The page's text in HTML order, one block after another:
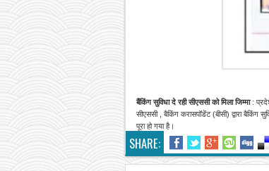
बैंकिंग सुविधा दे रही सीएससी को मिला जिम्मा:
सीएससी , बैकिंग करासपॉडेंट (बीसी) द्वारा
पूरा हो गया है।
SHARE: